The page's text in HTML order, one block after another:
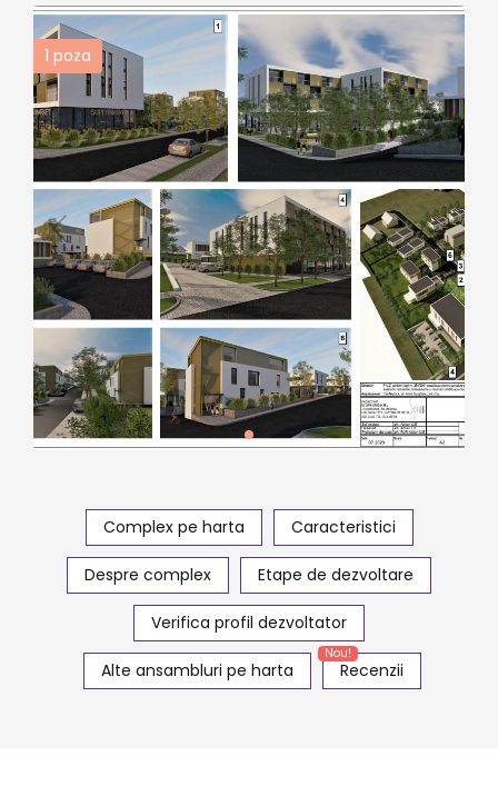
1 poza
Complex pe harta Caracteristici
Despre complex Etape de dezvoltare
Verifica profil dezvoltator
Alte ansambluri pe harta Recenzii
Nou!